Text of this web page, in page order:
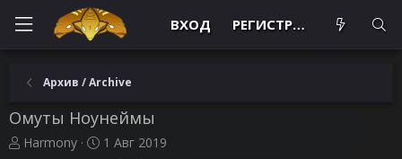
ВХОД РЕГИСТРАЦИЯ
Архив / Archive
Омуты Ноунеймы
А
Harmony
Д1 Авг 2019